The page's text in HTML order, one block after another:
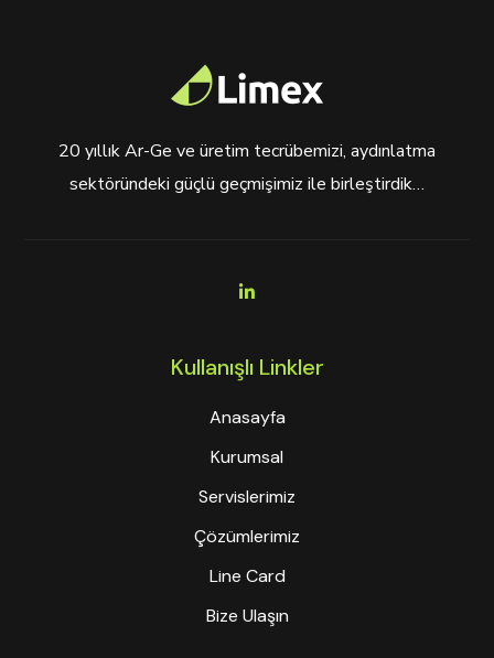
20 yıllık Ar-Ge ve üretim tecrübemizi, aydınlatma
sektöründeki güçlü geçmişimiz ile birleştirdik…
Kullanışlı Linkler
Anasayfa
Kurumsal
Servislerimiz
Çözümlerimiz
Line Card
Bize Ulaşın